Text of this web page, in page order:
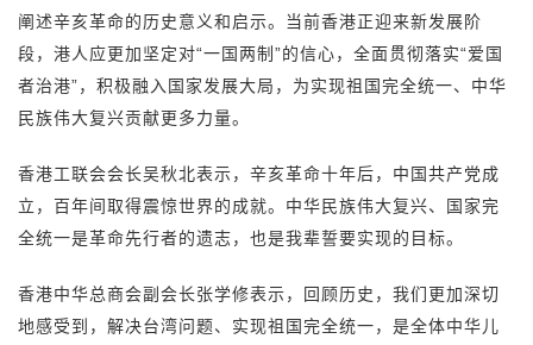
阐述辛亥革命的历史意义和启示。当前香港正迎来新发展阶
段，港人应更加坚定对“一国两制”的信心，全面贯彻落实“爱国
者治港”，积极融入国家发展大局，为实现祖国完全统一、中华
民族伟大复兴贡献更多力量。
香港工联会会长吴秋北表示，辛亥革命十年后，中国共产党成
立，百年间取得震惊世界的成就。中华民族伟大复兴、国家完
全统一是革命先行者的遗志，也是我辈誓要实现的目标。
香港中华总商会副会长张学修表示，回顾历史，我们更加深切
地感受到，解决台湾问题、实现祖国完全统一，是全体中华儿